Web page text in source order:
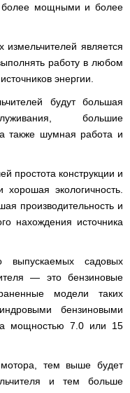
более мощными и более
является
работу в любом
энергии.
будут большая
большие
также шумная работа и
простота конструкции и
экологичность.
производительность и
нахождения источника
садовых
— это бензиновые
модели таких
бензиновыми
мощностью 7.0 или 15
тем выше будет
и тем больше